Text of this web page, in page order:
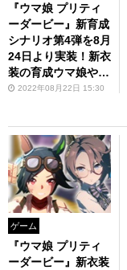
『ウマ娘 プリティ
ーダービー』新育成
シナリオ第4弾を8月
24日より実装！新衣
装の育成ウマ娘やサ
ポートカードも
2022年08月22日 15:30
ゲーム
『ウマ娘 プリティ
ーダービー』新衣装